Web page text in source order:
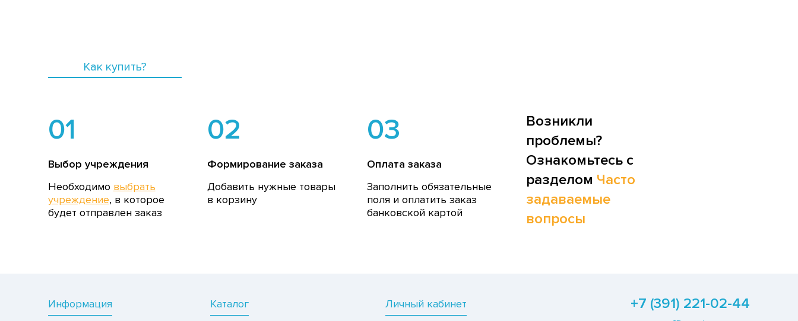
Как купить?
01
Выбор учреждения
Необходимо выбрать
учреждение, в которое
будет отправлен заказ
02
Формирование заказа
Добавить нужные товары
в корзину
03
Оплата заказа
Заполнить обязательные
поля и оплатить заказ
банковской картой
Возникли
проблемы?
Ознакомьтесь с
разделом Часто
задаваемые
вопросы
Информация Каталог Личный кабинет +7 (391) 221-02-44